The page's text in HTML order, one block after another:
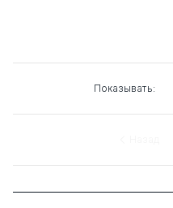
Показывать: